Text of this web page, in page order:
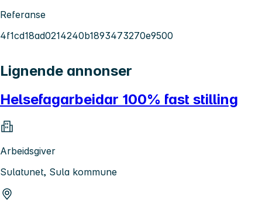
Referanse
4f1cd18ad0214240b1893473270e9500
Lignende annonser
Helsefagarbeidar 100% fast stilling
Arbeidsgiver
Sulatunet, Sula kommune